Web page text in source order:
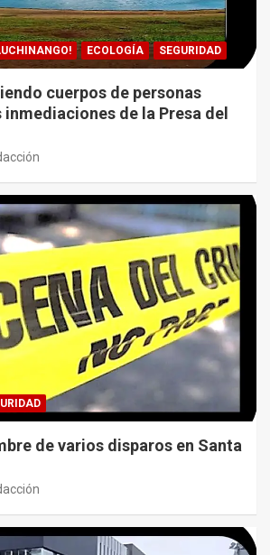
ECOLOGÍA SEGURIDAD
cuerpos de personas
de la Presa del
de varios disparos en Santa